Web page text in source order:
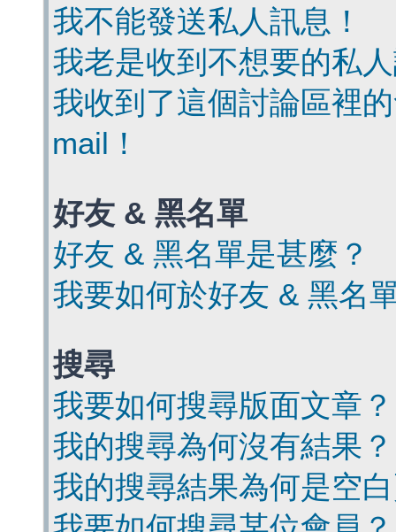
我不能發送私人訊息！
我老是收到不想要的私
我收到了這個討論區裡
mail！
好友 & 黑名單
好友 & 黑名單是甚麼？
我要如何於好友 & 黑名
搜尋
我要如何搜尋版面文章？
我的搜尋為何沒有結果？
我的搜尋結果為何是空